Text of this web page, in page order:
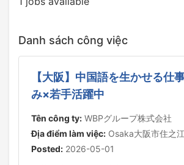
Danh sách công việc
【大阪】中国語を生かせる仕
み×若手活躍中
Tên công ty: WBPグループ株式会社
Địa điểm làm việc: Osaka大阪市住之
Posted: 2026-05-01